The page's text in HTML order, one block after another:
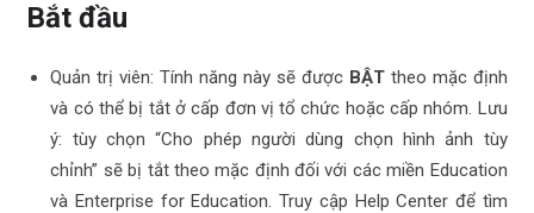
Bắt đầu
Quản trị viên: Tính năng này sẽ được BẬT theo mặc định
và có thể bị tắt ở cấp đơn vị tổ chức hoặc cấp nhóm. Lưu
ý: tùy chọn “Cho phép người dùng chọn hình ảnh tùy
chỉnh” sẽ bị tắt theo mặc định đối với các miền Education
và Enterprise for Education. Truy cập Help Center để tìm